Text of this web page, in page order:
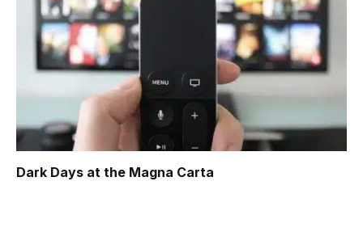
Dark Days at the Magna Carta